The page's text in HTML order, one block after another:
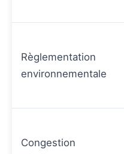
Règlementation
environnementale
Congestion